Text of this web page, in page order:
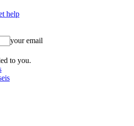
help
your email
to you.